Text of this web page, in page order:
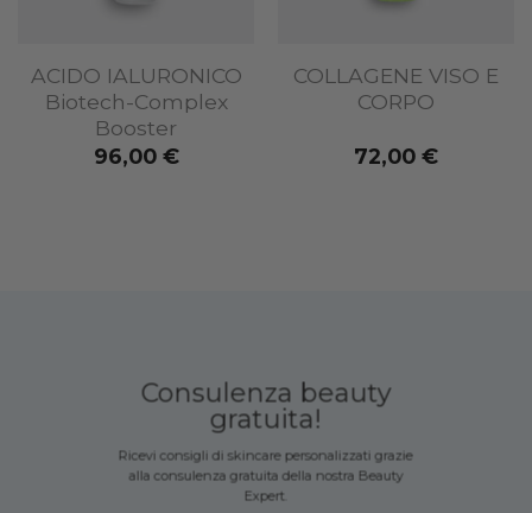
ACIDO IALURONICO
Biotech-Complex
Booster
96,00 €
COLLAGENE VISO E
CORPO
72,00 €
Consulenza beauty
gratuita!
Ricevi consigli di skincare personalizzati grazie
alla consulenza gratuita della nostra Beauty
Expert.